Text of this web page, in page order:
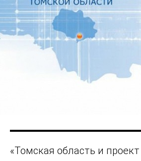
«Томская область и